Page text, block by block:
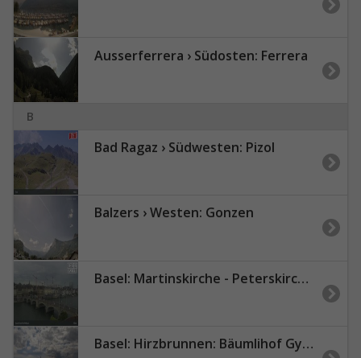
Ausserferrera › Südosten: Ferrera
B
Bad Ragaz › Südwesten: Pizol
Balzers › Westen: Gonzen
Basel: Martinskirche - Peterskirche - Middle Bridge, Basel - Basel Minster - Pfalz - Universität Basel - Spalentor - Rhine Promenade - Wettsteinbrücke
Basel: Hirzbrunnen: Bäumlihof Gymnasium